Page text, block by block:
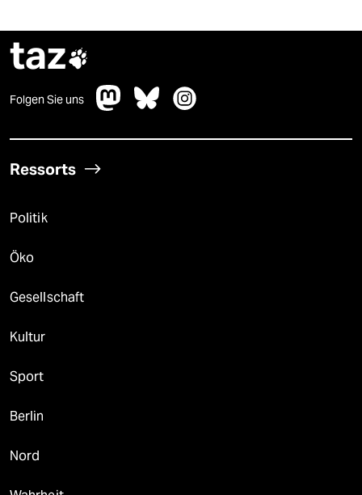
taz
Folgen Sie uns
Ressorts
Politik
Öko
Gesellschaft
Kultur
Sport
Berlin
Nord